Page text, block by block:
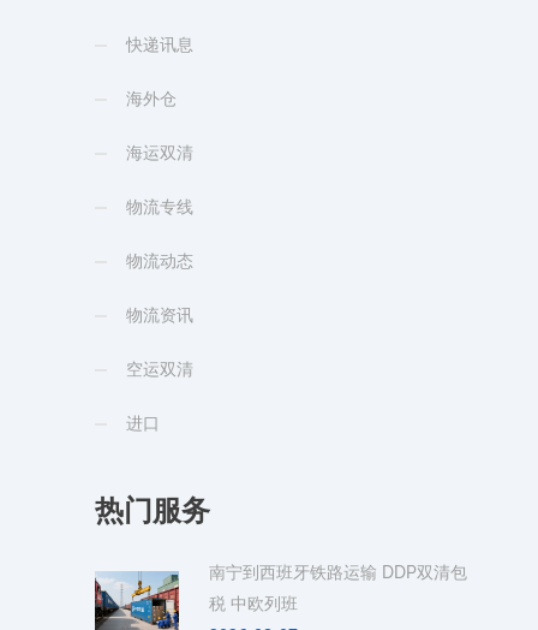
快递讯息
海外仓
海运双清
物流专线
物流动态
物流资讯
空运双清
进口
热门服务
南宁到西班牙铁路运输 DDP双清包
税 中欧列班